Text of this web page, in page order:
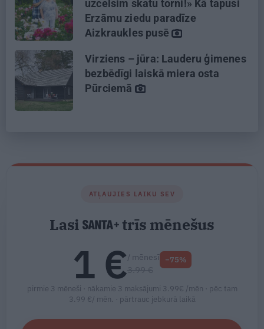
uzcelsim skatu torni!» Kā tapusi
Erzāmu ziedu paradīze
Aizkraukles pusē
Virziens – jūra: Lauderu ģimenes
bezbēdīgi laiskā miera osta
Pūrciemā
ATĻAUJIES LAIKU SEV
Lasi trīs mēnešus
1 €/ mēnesī −75%
pirmie 3 mēneši · nākamie 3 maksājumi 3.99€ /mēn · pēc tam
3.99 €/ mēn. · pārtrauc jebkurā laikā